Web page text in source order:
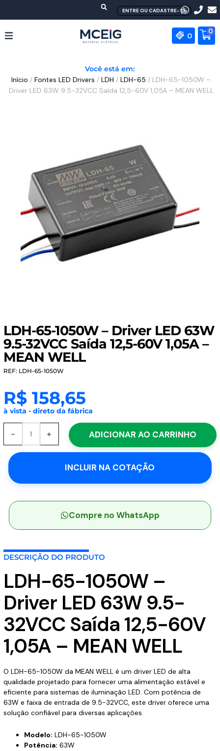
conteúdo
ENTRE OU CADASTRE-SE
EMPRESA
0
0
Você está em:
Início /Fontes LED Drivers /LDH /LDH-65 / LDH-65-1050W –
Driver LED 63W 9.5-32VCC Saída 12,5-60V 1,05A – MEAN WELL
LDH-65-1050W – Driver LED 63W
9.5-32VCC Saída 12,5-60V 1,05A –
MEAN WELL
REF: LDH-65-1050W
R$158,65
à vista - direto da fábrica
-
Driver
LED
9.5-
Saída
1,05A
MEAN
WELL
quantidade
+ ADICIONAR AO CARRINHO
INCLUIR NA COTAÇÃO
Compre no WhatsApp
DESCRIÇÃO DO PRODUTO
LDH-65-1050W –
Driver LED 63W 9.5-
32VCC Saída 12,5-60V
1,05A – MEAN WELL
O LDH-65-1050W da MEAN WELL é um driver LED de alta
qualidade projetado para fornecer uma alimentação estável e
eficiente para sistemas de iluminação LED. Com potência de
63W e faixa de entrada de 9.5-32VCC, este driver oferece uma
solução confiável para diversas aplicações.
Modelo: LDH-65-1050W
Potência: 63W